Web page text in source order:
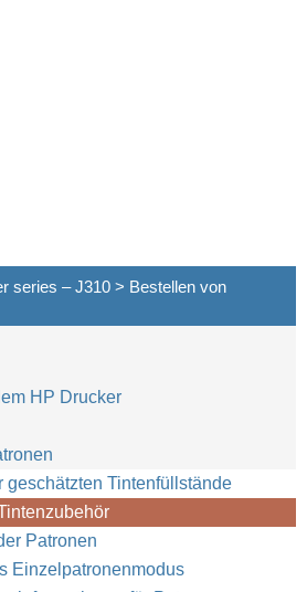
series – J310 > Bestellen von
HP Drucker
geschätzten Tintenfüllstände
Patronen
Einzelpatronenmodus